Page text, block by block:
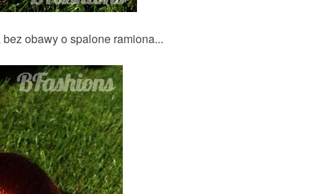
obawy o spalone ramiona...